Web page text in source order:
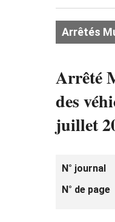
Arrêtés
Arrêté
des
juillet
N° journal
N° de page